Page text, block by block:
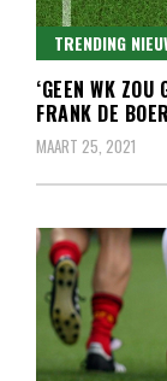
TRENDING
‘GEEN WK
FRANK DE
MAART 25, 2021